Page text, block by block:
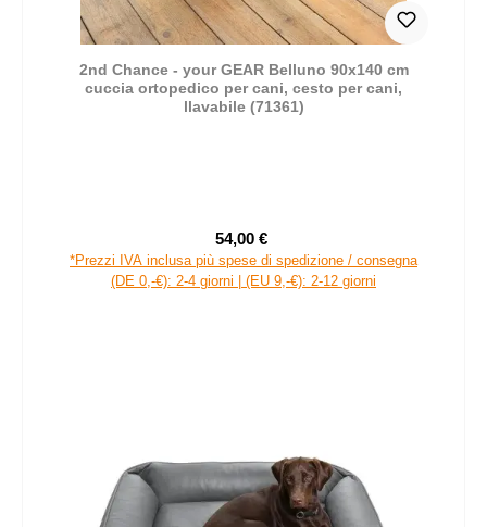
2nd Chance - your GEAR Belluno 90x140 cm
cuccia ortopedico per cani, cesto per cani,
llavabile (71361)
Prezzo di vendita:
54,00 €
*Prezzi IVA inclusa più spese di spedizione / consegna
(DE 0,-€): 2-4 giorni | (EU 9,-€): 2-12 giorni